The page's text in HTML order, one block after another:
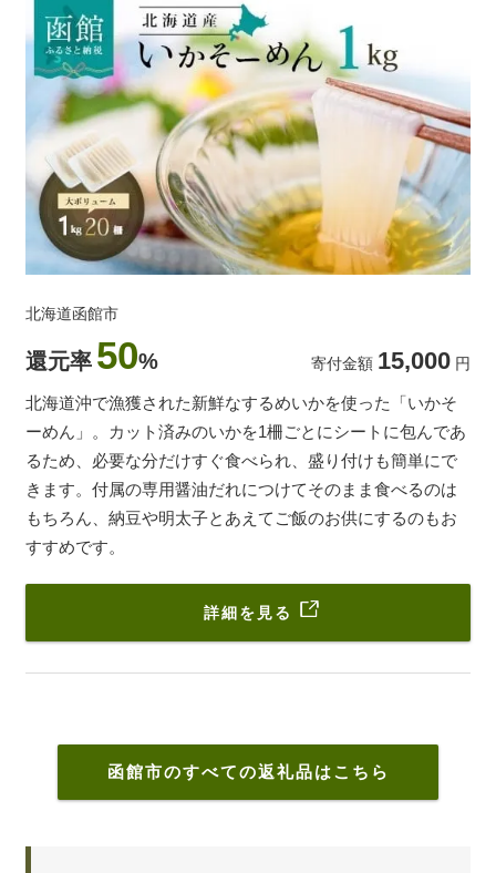
北海道函館市
還元率 50% 寄付金額 15,000 円
北海道沖で漁獲された新鮮なするめいかを使った「いかそ
ーめん」。カット済みのいかを1柵ごとにシートに包んであ
るため、必要な分だけすぐ食べられ、盛り付けも簡単にで
きます。付属の専用醤油だれにつけてそのまま食べるのは
もちろん、納豆や明太子とあえてご飯のお供にするのもお
すすめです。
詳細を見る
函館市のすべての返礼品はこちら